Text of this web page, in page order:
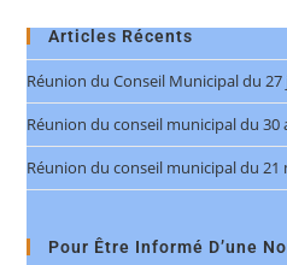
Articles Récents
Réunion du Conseil Municipal du 27
Réunion du conseil municipal du 30
Réunion du conseil municipal du 21
Pour Être Informé D’une